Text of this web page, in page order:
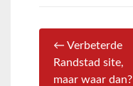
← Verbeterde
Randstad site,
maar waar dan?